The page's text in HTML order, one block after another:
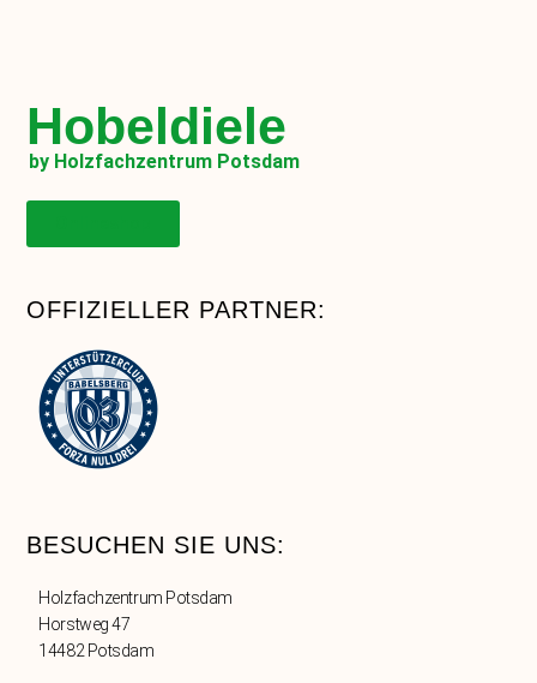
Hobeldiele
by Holzfachzentrum Potsdam
OFFIZIELLER PARTNER:
BESUCHEN SIE UNS:
Holzfachzentrum Potsdam
Horstweg 47
14482 Potsdam